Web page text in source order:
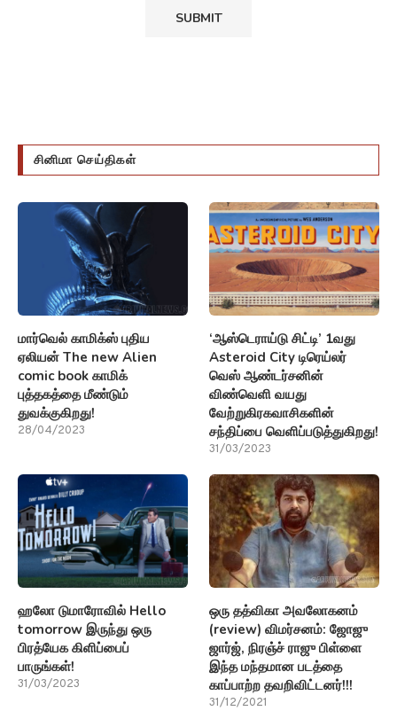
சினிமா செய்திகள்
மார்வெல் காமிக்ஸ் புதிய
ஏலியன் The new Alien
comic book காமிக்
புத்தகத்தை மீண்டும்
துவக்குகிறது!
28/04/2023
‘ஆஸ்டெராய்டு சிட்டி’ 1வது
Asteroid City டிரெய்லர்
வெஸ் ஆண்டர்சனின்
விண்வெளி வயது
வேற்றுகிரகவாசிகளின்
சந்திப்பை வெளிப்படுத்துகிறது!
31/03/2023
ஹலோ டுமாரோவில் Hello
tomorrow இருந்து ஒரு
பிரத்யேக கிளிப்பைப்
பாருங்கள்!
31/03/2023
ஒரு தத்விகா அவலோகனம்
(review) விமர்சனம்: ஜோஜு
ஜார்ஜ், நிரஞ்ச் ராஜு பிள்ளை
இந்த மந்தமான படத்தை
காப்பாற்ற தவறிவிட்டனர்!!!
31/12/2021